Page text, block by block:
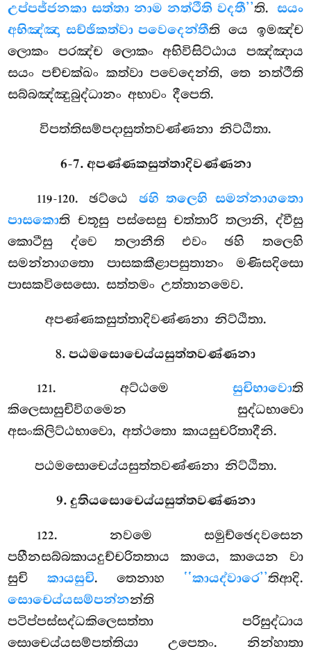
උප්පජ්ජනකා සත්තා නාම නත්ථීති වදතී’’ති. සයං
අභිඤ්ඤා සච්ඡිකත්වා පවෙදෙන්තීති යෙ ඉමඤ්ච
ලොකං පරඤ්ච ලොකං අභිවිසිට්ඨාය පඤ්ඤාය
සයං පච්චක්ඛං කත්වා පවෙදෙන්ති, තෙ නත්ථීති
සබ්බඤ්ඤුබුද්ධානං අභාවං දීපෙති.
විපත්තිසම්පදාසුත්තවණ්ණනා නිට්ඨිතා.
6-7. අපණ්ණකසුත්තාදිවණ්ණනා
119-120. ඡට්ඨෙ ඡහි තලෙහි සමන්නාගතො
පාසකොති චතූසු පස්සෙසු චත්තාරි තලානි, ද්වීසු
කොටීසු ද්වෙ තලානීති එවං ඡහි තලෙහි
සමන්නාගතො පාසකකීළාපසුතානං මණිසදිසො
පාසකවිසෙසො. සත්තමං උත්තානමෙව.
අපණ්ණකසුත්තාදිවණ්ණනා නිට්ඨිතා.
8. පඨමසොචෙය්යසුත්තවණ්ණනා
121. අට්ඨමෙ සුචිභාවොති
කිලෙසාසුචිවිගමෙන සුද්ධභාවො
අසංකිලිට්ඨභාවො, අත්ථතො කායසුචරිතාදීනි.
පඨමසොචෙය්යසුත්තවණ්ණනා නිට්ඨිතා.
9. දුතියසොචෙය්යසුත්තවණ්ණනා
122. නවමෙ සමුච්ඡෙදවසෙන
පහීනසබ්බකායදුච්චරිතතාය කායෙ, කායෙන වා
සුචි කායසුචි. තෙනාහ ‘‘කායද්වාරෙ’’තිආදි.
සොචෙය්යසම්පන්නන්ති
පටිප්පස්සද්ධකිලෙසත්තා පරිසුද්ධාය
සොචෙය්යසම්පත්තියා උපෙතං. නින්හාතා